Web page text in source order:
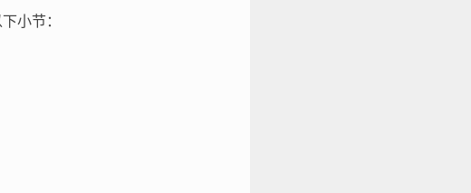
小节：